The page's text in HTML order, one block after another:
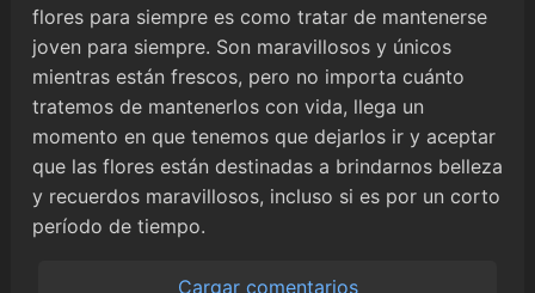
flores para siempre es como tratar de mantenerse
joven para siempre. Son maravillosos y únicos
mientras están frescos, pero no importa cuánto
tratemos de mantenerlos con vida, llega un
momento en que tenemos que dejarlos ir y aceptar
que las flores están destinadas a brindarnos belleza
y recuerdos maravillosos, incluso si es por un corto
período de tiempo.
Cargar comentarios